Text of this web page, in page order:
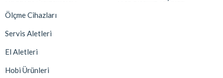
Ölçme Cihazları
Servis Aletleri
El Aletleri
Hobi Ürünleri